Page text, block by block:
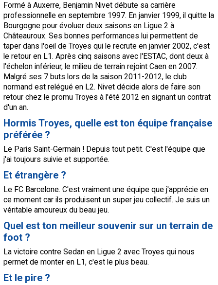
Formé à Auxerre, Benjamin Nivet débute sa carrière
professionnelle en septembre 1997. En janvier 1999, il quitte la
Bourgogne pour évoluer deux saisons en Ligue 2 à
Châteauroux. Ses bonnes performances lui permettent de
taper dans l'oeil de Troyes qui le recrute en janvier 2002, c'est
le retour en L1. Après cinq saisons avec l'ESTAC, dont deux à
l'échelon inférieur, le milieu de terrain rejoint Caen en 2007.
Malgré ses 7 buts lors de la saison 2011-2012, le club
normand est relégué en L2. Nivet décide alors de faire son
retour chez le promu Troyes à l'été 2012 en signant un contrat
d'un an.
Hormis Troyes, quelle est ton équipe française
préférée ?
Le Paris Saint-Germain ! Depuis tout petit. C'est l'équipe que
j'ai toujours suivie et supportée.
Et étrangère ?
Le FC Barcelone. C'est vraiment une équipe que j'apprécie en
ce moment car ils produisent un super jeu collectif. Je suis un
véritable amoureux du beau jeu.
Quel est ton meilleur souvenir sur un terrain de
foot ?
La victoire contre Sedan en Ligue 2 avec Troyes qui nous
permet de monter en L1, c'est le plus beau.
Et le pire ?